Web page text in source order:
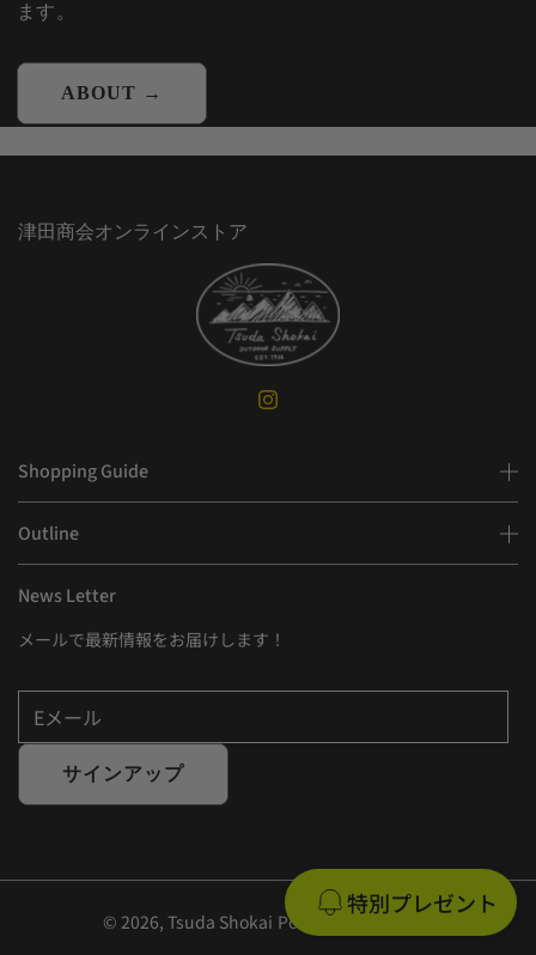
特別プレゼント
ます。
ABOUT →
津田商会オンラインストア
Shopping Guide
Outline
News Letter
メールで最新情報をお届けします！
Eメール
サインアップ
© 2026, Tsuda Shokai Powered by Shopify